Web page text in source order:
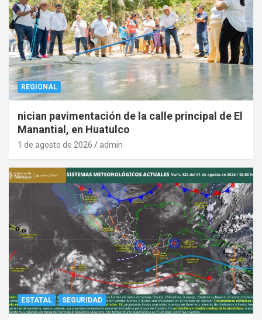
REGIONAL
nician pavimentación de la calle principal de El
Manantial, en Huatulco
1 de agosto de 2026 admin
ESTATAL SEGURIDAD